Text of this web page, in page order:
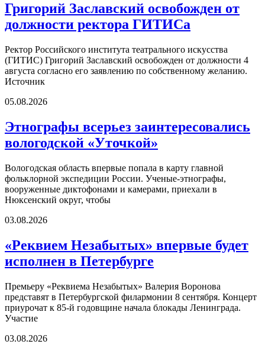
Григорий Заславский освобожден от
должности ректора ГИТИСа
Ректор Российского института театрального искусства
(ГИТИС) Григорий Заславский освобожден от должности 4
августа согласно его заявлению по собственному желанию.
Источник
05.08.2026
Этнографы всерьез заинтересовались
вологодской «Уточкой»
Вологодская область впервые попала в карту главной
фольклорной экспедиции России. Ученые-этнографы,
вооруженные диктофонами и камерами, приехали в
Нюксенский округ, чтобы
03.08.2026
«Реквием Незабытых» впервые будет
исполнен в Петербурге
Премьеру «Реквиема Незабытых» Валерия Воронова
представят в Петербургской филармонии 8 сентября. Концерт
приурочат к 85-й годовщине начала блокады Ленинграда.
Участие
03.08.2026